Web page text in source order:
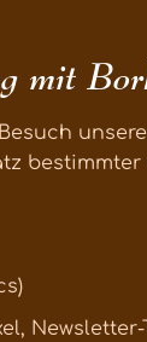
mit